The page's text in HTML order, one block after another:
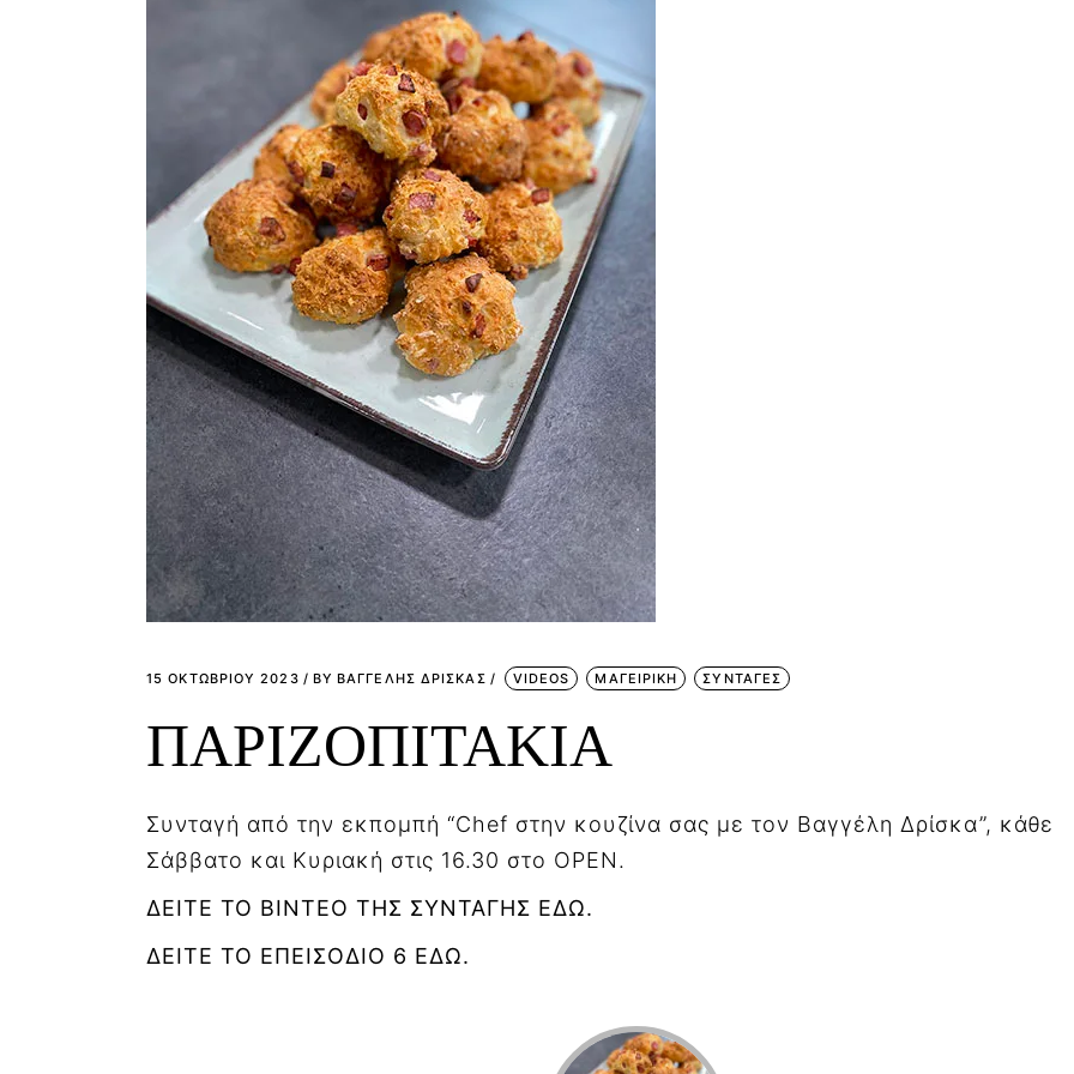
15 ΟΚΤΩΒΡΊΟΥ 2023 BY ΒΑΓΓΕΛΗΣ ΔΡΙΣΚΑΣ VIDEOS ΜΑΓΕΙΡΙΚΗ ΣΥΝΤΑΓΕΣ
ΠΑΡΙΖΟΠΙΤΑΚΙΑ
Συνταγή από την εκπομπή “Chef στην κουζίνα σας με τον Βαγγέλη Δρίσκα”, κάθε
Σάββατο και Κυριακή στις 16.30 στο OPEN.
ΔΕΙΤΕ ΤΟ ΒΙΝΤΕΟ ΤΗΣ ΣΥΝΤΑΓΗΣ ΕΔΩ.
ΔΕΙΤΕ ΤΟ ΕΠΕΙΣΟΔΙΟ 6 ΕΔΩ.